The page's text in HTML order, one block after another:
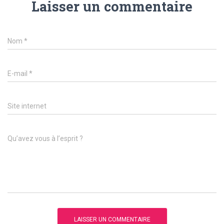
Laisser un commentaire
Nom *
E-mail *
Site internet
Qu’avez vous à l’esprit ?